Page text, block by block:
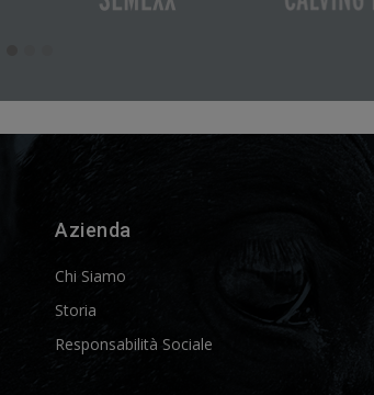
Azienda
Chi Siamo
Storia
Responsabilità Sociale